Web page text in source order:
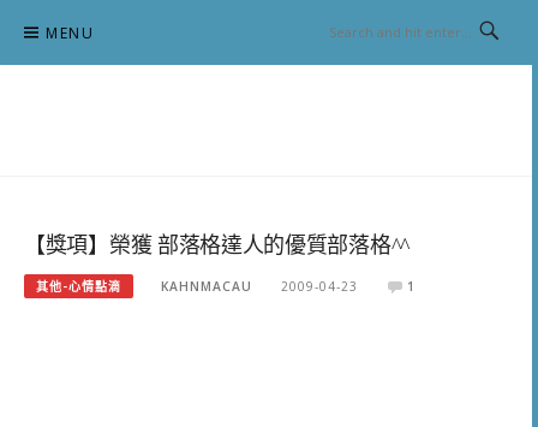
content
MENU
【獎項】榮獲 部落格達人的優質部落格^^
其他-心情點滴 KAHNMACAU 2009-04-23 1